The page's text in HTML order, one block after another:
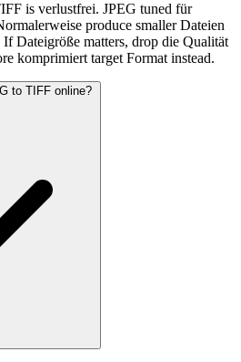
is verlustfrei. JPEG tuned für
produce smaller Dateien
Dateigröße matters, drop die Qualität
komprimiert target Format instead.
to TIFF online?